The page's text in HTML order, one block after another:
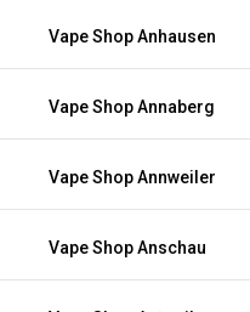
Vape Shop Anhausen
Vape Shop Annaberg
Vape Shop Annweiler
Vape Shop Anschau